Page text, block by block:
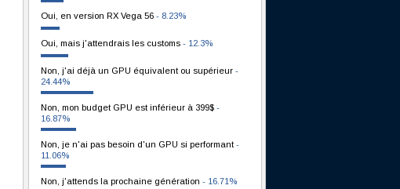
Oui, en version RX Vega 56 - 8.23%
Oui, mais j'attendrais les customs - 12.3%
Non, j'ai déjà un GPU équivalent ou supérieur -
24.44%
Non, mon budget GPU est inférieur à 399$ -
16.87%
Non, je n'ai pas besoin d'un GPU si performant -
11.06%
Non, j'attends la prochaine génération - 16.71%